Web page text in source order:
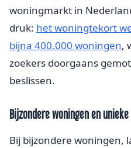
woningmarkt in
druk: het woningtekort
bijna 400.000 woningen,
zoekers doorgaans
beslissen.
Bijzondere woningen en
Bij bijzondere woningen,